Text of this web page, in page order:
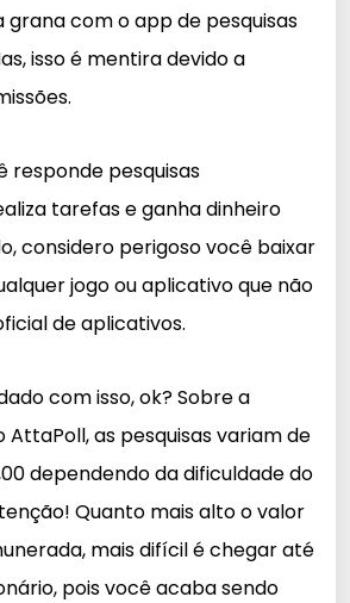
grana com o app de pesquisas
isso é mentira devido a
responde pesquisas
tarefas e ganha dinheiro
considero perigoso você baixar
jogo ou aplicativo que não
de aplicativos.
com isso, ok? Sobre a
as pesquisas variam de
dependendo da dificuldade do
Quanto mais alto o valor
mais difícil é chegar até
pois você acaba sendo